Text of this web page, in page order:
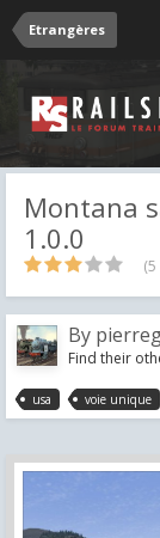
Etrangères
Montana
1.0.0
By
Find their
usa voie unique